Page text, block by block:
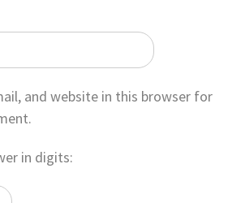
and website in this browser for
in digits: